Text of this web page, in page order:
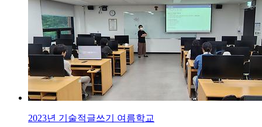
2023년 기술적글쓰기 여름학교